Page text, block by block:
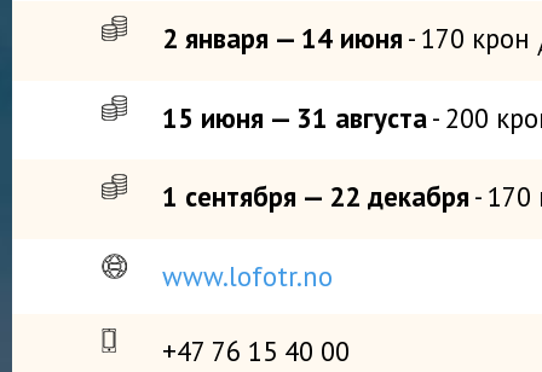
2 января — 14 июня - 170 крон
15 июня — 31 августа- 200
1 сентября — 22 декабря -
www.lofotr.no
+47 76 15 40 00